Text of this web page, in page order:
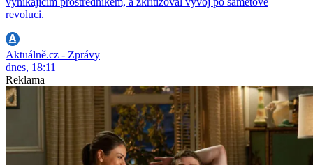
revoluci.
Aktuálně.cz - Zprávy
dnes, 18:11
Reklama